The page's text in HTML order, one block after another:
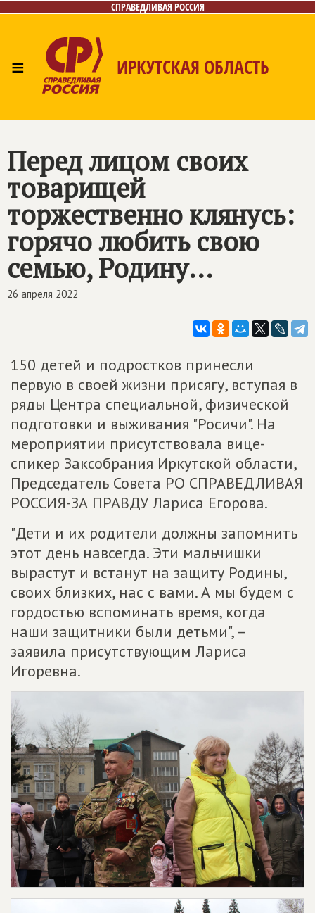
СПРАВЕДЛИВАЯ РОССИЯ
≡ ИРКУТСКАЯ ОБЛАСТЬ
Перед лицом своих
товарищей
торжественно клянусь:
горячо любить свою
семью, Родину...
26 апреля 2022
150 детей и подростков принесли
первую в своей жизни присягу, вступая в
ряды Центра специальной, физической
подготовки и выживания "Росичи". На
мероприятии присутствовала вице-
спикер Заксобрания Иркутской области,
Председатель Совета РО СПРАВЕДЛИВАЯ
РОССИЯ-ЗА ПРАВДУ Лариса Егорова.
"Дети и их родители должны запомнить
этот день навсегда. Эти мальчишки
вырастут и встанут на защиту Родины,
своих близких, нас с вами. А мы будем с
гордостью вспоминать время, когда
наши защитники были детьми", –
заявила присутствующим Лариса
Игоревна.